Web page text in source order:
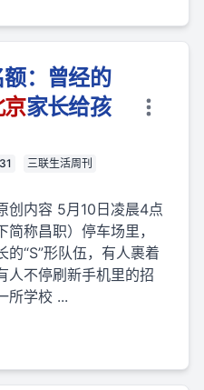
：曾经的
家长给孩
三联生活周刊
创内容 5月10日凌晨4点
称昌职）停车场里，
“S”形队伍，有人裹着
人不停刷新手机里的招
所学校 ...